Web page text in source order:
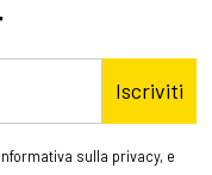
Iscriviti
sulla privacy, e